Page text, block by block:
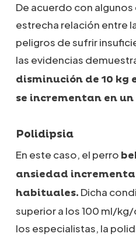
De acuerdo con
estrecha relación entre
peligros de sufrir
las evidencias
disminución de 10 kg
se incrementan en un
Polidipsia
En este caso, el perro
ansiedad
habituales. Dicha
superior a los 100 ml/
los especialistas, la